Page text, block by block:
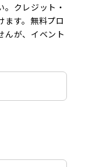
クレジット・
ます。無料プロ
んが、イベント